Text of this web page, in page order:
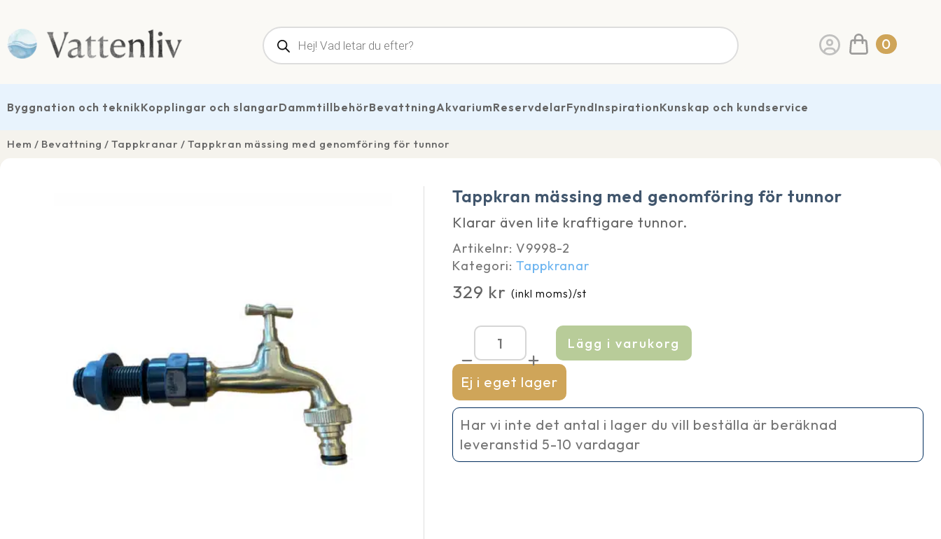
Produktsökning
0
Byggnation och teknikKopplingar och slangarDammtillbehörBevattningAkvariumReservdelarFyndInspirationKunskap och kundservice
Hem Bevattning Tappkranar Tappkran mässing med genomföring för tunnor
Tappkran mässing med genomföring för tunnor
Klarar även lite kraftigare tunnor.
Artikelnr:V9998-2
Kategori:Tappkranar
329 kr (inkl moms)/st
Ej i eget lager
Tappkran
mässing
med
genomföring
för
tunnor
mängd
Lägg i varukorg
Har vi inte det antal i lager du vill beställa är beräknad
leveranstid 5-10 vardagar